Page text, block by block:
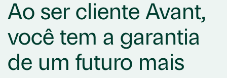
Ao ser cliente Avant,
você tem a garantia
de um futuro mais